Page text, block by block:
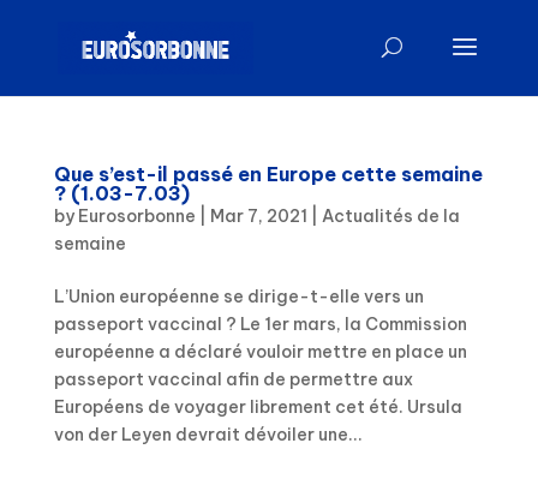
Que s’est-il passé en Europe cette semaine
? (1.03-7.03)
by Eurosorbonne Mar 7, 2021
Actualités de la
semaine
L’Union européenne se dirige-t-elle vers un
passeport vaccinal ? Le 1er mars, la Commission
européenne a déclaré vouloir mettre en place un
passeport vaccinal afin de permettre aux
Européens de voyager librement cet été. Ursula
von der Leyen devrait dévoiler une...